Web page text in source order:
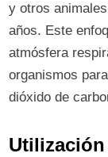
y otros
años. Este
atmósfera
organismos
dióxido de